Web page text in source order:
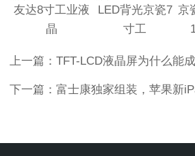
友达8寸工业液
晶
LED背光京瓷7
寸工
京
上一篇： TFT-LCD液晶屏为什么能成为主流
下一篇： 富士康独家组装，苹果新iPad首搭Mini LED屏！ Mini LED